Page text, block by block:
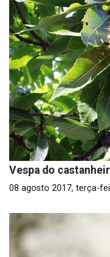
Vespa do
08 agosto 2017, terça-